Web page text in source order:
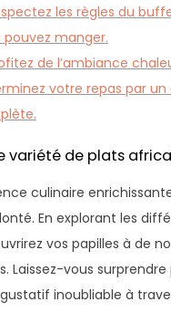
les règles du
pouvez manger.
de l’ambiance
votre repas par
variété de plats
culinaire
En explorant les
vos papilles à de
Laissez-vous
inoubliable à